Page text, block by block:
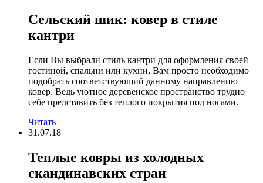
Сельский шик: ковер в стиле
кантри
Если Вы выбрали стиль кантри для оформления своей
гостиной, спальни или кухни, Вам просто необходимо
подобрать соответствующий данному направлению
ковер. Ведь уютное деревенское пространство трудно
себе представить без теплого покрытия под ногами.
Читать
31.07.18
Теплые ковры из холодных
скандинавских стран